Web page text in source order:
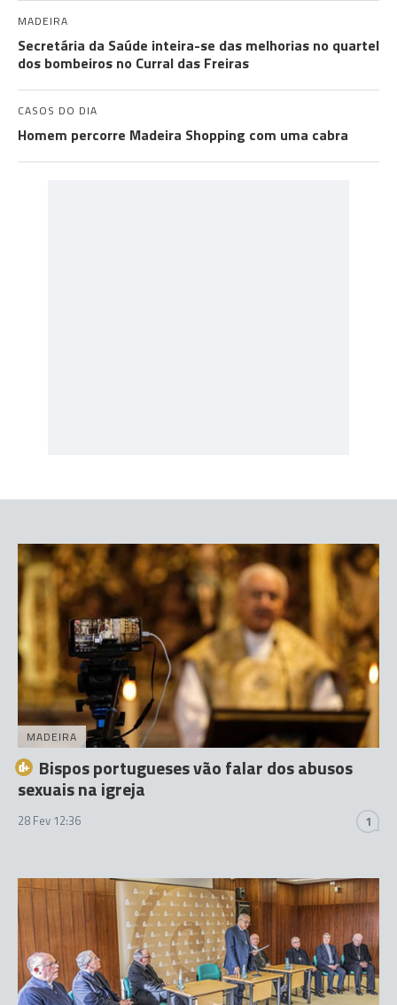
MADEIRA
Secretária da Saúde inteira-se das melhorias no quartel
dos bombeiros no Curral das Freiras
CASOS DO DIA
Homem percorre Madeira Shopping com uma cabra
MADEIRA
Bispos portugueses vão falar dos abusos
sexuais na igreja
28 Fev 12:36 1